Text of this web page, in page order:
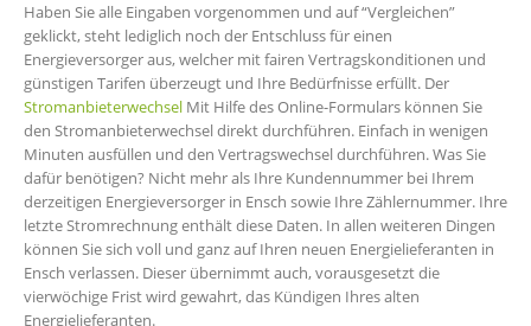
Haben Sie alle Eingaben vorgenommen und auf “Vergleichen”
geklickt, steht lediglich noch der Entschluss für einen
Energieversorger aus, welcher mit fairen Vertragskonditionen und
günstigen Tarifen überzeugt und Ihre Bedürfnisse erfüllt. Der
Stromanbieterwechsel Mit Hilfe des Online-Formulars können Sie
den Stromanbieterwechsel direkt durchführen. Einfach in wenigen
Minuten ausfüllen und den Vertragswechsel durchführen. Was Sie
dafür benötigen? Nicht mehr als Ihre Kundennummer bei Ihrem
derzeitigen Energieversorger in Ensch sowie Ihre Zählernummer. Ihre
letzte Stromrechnung enthält diese Daten. In allen weiteren Dingen
können Sie sich voll und ganz auf Ihren neuen Energielieferanten in
Ensch verlassen. Dieser übernimmt auch, vorausgesetzt die
vierwöchige Frist wird gewahrt, das Kündigen Ihres alten
Energielieferanten.